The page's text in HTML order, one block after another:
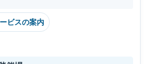
ビスの案内